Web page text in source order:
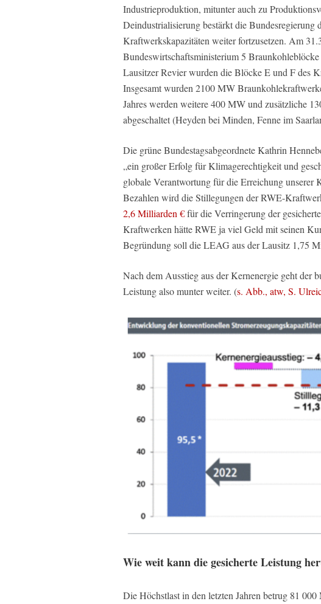
Industrieproduktion, mitunter auch zu
Deindustrialisierung bestärkt die Bundesregierung
Kraftwerkskapazitäten weiter fortzusetzen. Am
Bundeswirtschaftsministerium 5
Lausitzer Revier wurden die Blöcke E und F des
Insgesamt wurden 2100 MW
Jahres werden weitere 400 MW und zusätzliche
abgeschaltet (Heyden bei Minden, Fenne im
Die grüne Bundestagsabgeordnete Kathrin
„ein großer Erfolg für Klimagerechtigkeit und
globale Verantwortung für die Erreichung unserer
Bezahlen wird die Stillegungen der RWE-
2,6 Milliarden €für die Verringerung der
Kraftwerken hätte RWE ja viel Geld mit seinen
Begründung soll die LEAG aus der Lausitz 1,75
Nach dem Ausstieg aus der Kernenergie geht der
Leistung also munter weiter. (s. Abb., atw, S.
Wie weit kann die gesicherte Leistung
Die Höchstlast in den letzten Jahren betrug 81